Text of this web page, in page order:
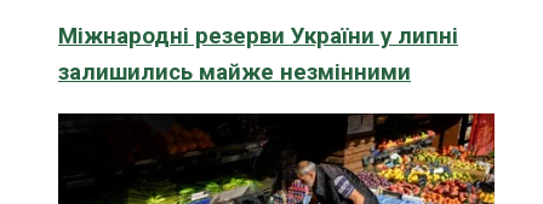
Міжнародні резерви України у липні
залишились майже незмінними